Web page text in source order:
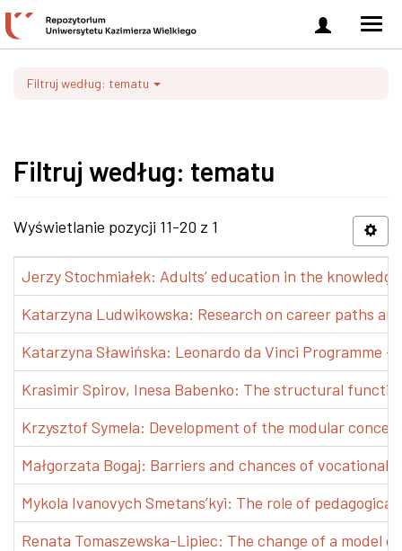
Zaloguj
się
Filtruj według: tematu
Filtruj według: tematu
Wyświetlanie pozycji 11-20 z 1
Jerzy Stochmiałek: Adults’ education in the
Katarzyna Ludwikowska: Research on career paths
Katarzyna Sławińska: Leonardo da Vinci Programme
Krasimir Spirov, Inesa Babenko: The structural
Krzysztof Symela: Development of the modular
Małgorzata Bogaj: Barriers and chances of vocational
Mykola Ivanovych Smetans’kyi: The role of
Renata Tomaszewska-Lipiec: The change of a model